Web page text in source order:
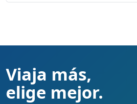
Viaja más,
elige mejor.